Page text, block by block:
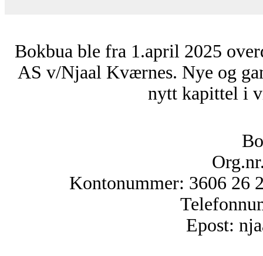
Bokbua ble fra 1.april 2025
AS v/Njaal Kværnes. Nye og
nytt kapittel i
Kontonummer: 3606 26
Epost: